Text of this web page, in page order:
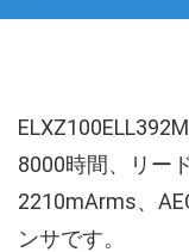
8000時間、リー
2210mArms、
ンサです。